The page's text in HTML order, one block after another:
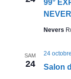
99°
Nevers
SAM
24 Salon
24 octobre